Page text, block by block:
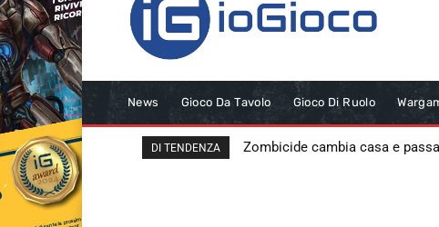
News Gioco Da Tavolo Gioco Di Ruolo
DI TENDENZA Zombicide cambia casa e